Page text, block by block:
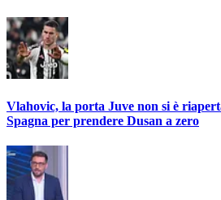
Vlahovic, la porta Juve non si è
Spagna per prendere Dusan a zero